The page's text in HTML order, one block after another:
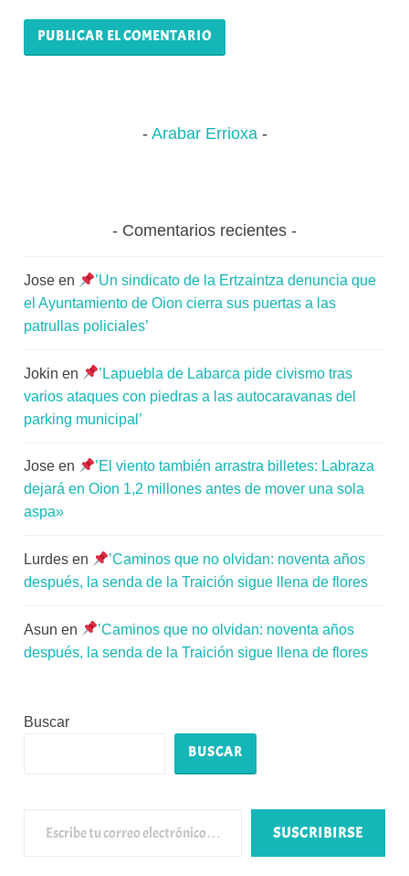
Arabar Errioxa
Comentarios recientes
Jose en
’Un sindicato de la Ertzaintza denuncia que
el Ayuntamiento de Oion cierra sus puertas a las
patrullas policiales’
Jokin en
’Lapuebla de Labarca pide civismo tras
varios ataques con piedras a las autocaravanas del
parking municipal’
Jose en
’El viento también arrastra billetes: Labraza
dejará en Oion 1,2 millones antes de mover una sola
aspa»
Lurdes en
’Caminos que no olvidan: noventa años
después, la senda de la Traición sigue llena de flores
Asun en
’Caminos que no olvidan: noventa años
después, la senda de la Traición sigue llena de flores
Buscar
BUSCAR
SUSCRIBIRSE